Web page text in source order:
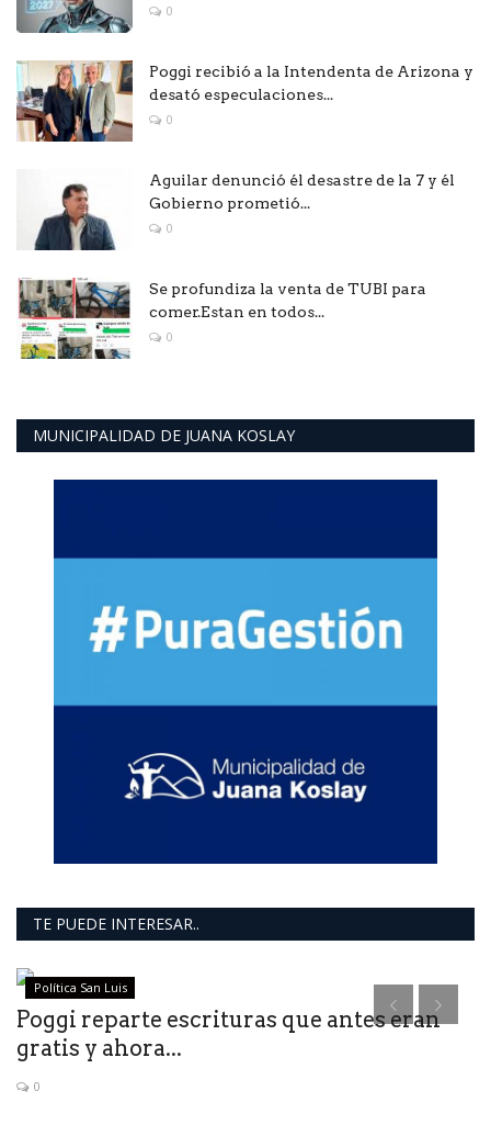
0
Poggi recibió a la Intendenta de Arizona y
desató especulaciones...
0
Aguilar denunció él desastre de la 7 y él
Gobierno prometió...
0
Se profundiza la venta de TUBI para
comer.Estan en todos...
0
MUNICIPALIDAD DE JUANA KOSLAY
TE PUEDE INTERESAR..
Política San Luis
Poggi reparte escrituras que antes eran
gratis y ahora...
0